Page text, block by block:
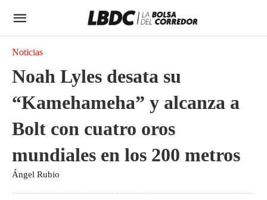
Noticias
Noah Lyles desata su
“Kamehameha” y alcanza a
Bolt con cuatro oros
mundiales en los 200 metros
Ángel Rubio